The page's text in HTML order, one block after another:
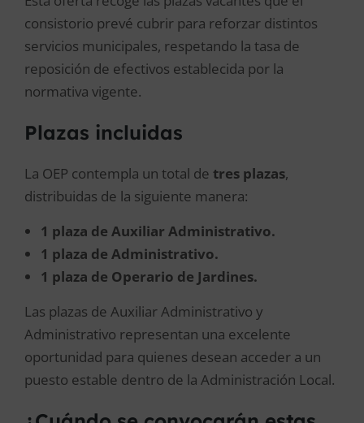
consistorio prevé cubrir para reforzar distintos
servicios municipales, respetando la tasa de
reposición de efectivos establecida por la
normativa vigente.
Plazas incluidas
La OEP contempla un total de tres plazas,
distribuidas de la siguiente manera:
1 plaza de Auxiliar Administrativo.
1 plaza de Administrativo.
1 plaza de Operario de Jardines.
Las plazas de Auxiliar Administrativo y
Administrativo representan una excelente
oportunidad para quienes desean acceder a un
puesto estable dentro de la Administración Local.